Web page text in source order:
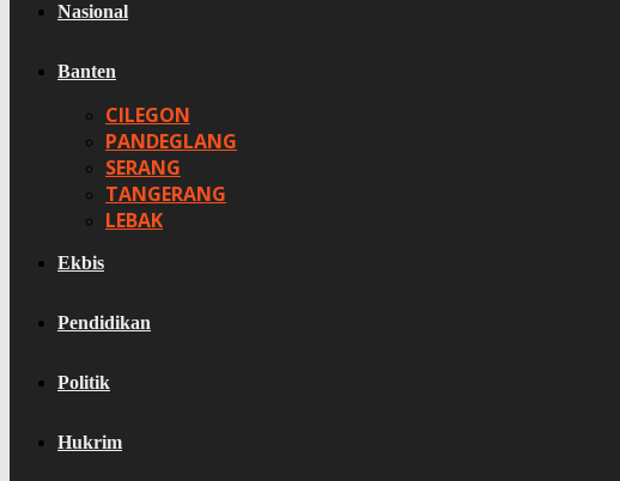
Nasional
Banten
CILEGON
PANDEGLANG
SERANG
TANGERANG
LEBAK
Ekbis
Pendidikan
Politik
Hukrim